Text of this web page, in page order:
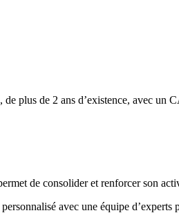
plus de 2 ans d’existence, avec un
de consolider et renforcer son
avec une équipe